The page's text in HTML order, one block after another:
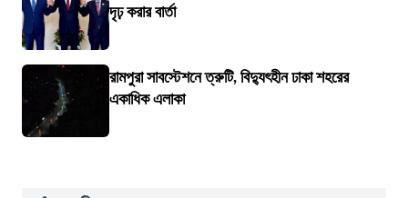
দৃঢ় করার বার্তা
রামপুরা সাবস্টেশনে ত্রুটি, বিদ্যুৎহীন ঢাকা শহরের
একাধিক এলাকা